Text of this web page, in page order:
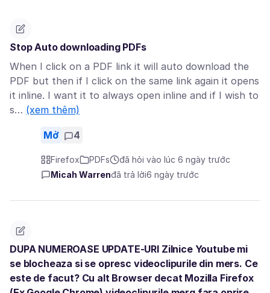
Stop Auto downloading PDFs
When I click on a PDF link it will auto download the
PDF but then if I click on the same link again it opens
it inline. I want it to always open inline and if I wish to
s… (xem thêm)
Mở 4
Firefox PDFs
đã hỏi vào lúc 6 ngày trước
Micah Warrenđã trả lời6 ngày trước
DUPA NUMEROASE UPDATE-URI Zilnice Youtube mi
se blocheaza si se opresc videoclipurile din mers. Ce
este de facut? Cu alt Browser decat Mozilla Firefox